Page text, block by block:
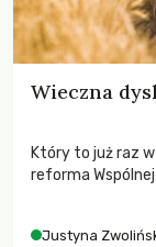
Wieczna
Który to już raz
reforma
Justyna